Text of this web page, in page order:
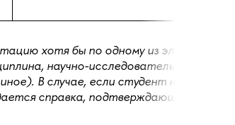
хотя бы по одному из элементов
научно-исследовательский или
В случае, если студент не прошел
справка, подтверждающая факт